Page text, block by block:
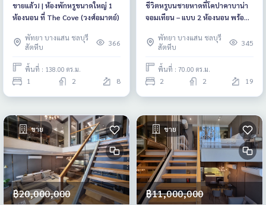
ขายแล้ว! | ห้องพักหรูขนาดใหญ่ 1
ห้องนอน ที่ The Cove (วงศ์อมาตย์)
พัทยา บางแสน ชลบุรี
สัตหีบ
366
พื้นที่ : 138.00 ตร.ม.
1 2 8
ชีวิตหรูบนชายหาดที่โคปาคาบาน่า
จอมเทียน – แบบ 2 ห้องนอน พร้อม
พัทยา บางแสน ชลบุรี
สัตหีบ
345
พื้นที่ : 70.00 ตร.ม.
2 2 19
ขาย
฿20,000,000
ขาย
฿11,000,000